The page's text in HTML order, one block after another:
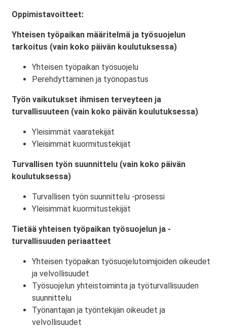
Oppimistavoitteet:
Yhteisen työpaikan määritelmä ja työsuojelun
tarkoitus (vain koko päivän koulutuksessa)
Yhteisen työpaikan työsuojelu
Perehdyttäminen ja työnopastus
Työn vaikutukset ihmisen terveyteen ja
turvallisuuteen (vain koko päivän koulutuksessa)
Yleisimmät vaaratekijät
Yleisimmät kuormitustekijät
Turvallisen työn suunnittelu (vain koko päivän
koulutuksessa)
Turvallisen työn suunnittelu -prosessi
Yleisimmät kuormitustekijät
Tietää yhteisen työpaikan työsuojelun ja -
turvallisuuden periaatteet
Yhteisen työpaikan työsuojelutoimijoiden oikeudet
ja velvollisuudet
Työsuojelun yhteistoiminta ja työturvallisuuden
suunnittelu
Työnantajan ja työntekijän oikeudet ja
velvollisuudet